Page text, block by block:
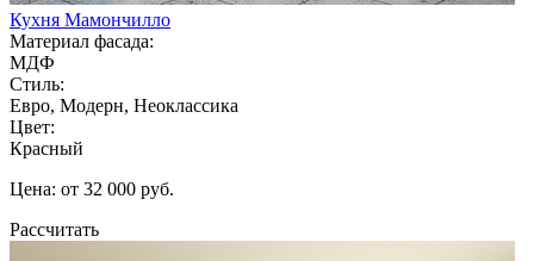
Кухня Мамончилло
Материал фасада:
МДФ
Стиль:
Евро, Модерн, Неоклассика
Цвет:
Красный
Цена: от 32 000 руб.
Рассчитать